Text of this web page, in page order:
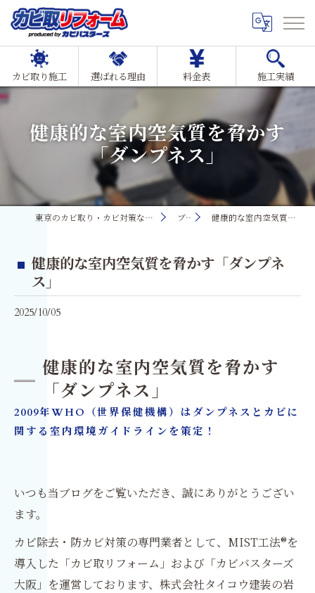
カビ取り施工 選ばれる理由 料金表 施工実績
健康的な室内空気質を脅かす
「ダンプネス」
東京のカビ取り・カビ対策ならMIST工法®カビ取リフォーム ブログ 健康的な室内空気質を脅かす「ダンプネス」
健康的な室内空気質を脅かす「ダンプネ
ス」
2025/10/05
健康的な室内空気質を脅かす
「ダンプネス」
2009年WHO（世界保健機構）はダンプネスとカビに
関する室内環境ガイドラインを策定！
いつも当ブログをご覧いただき、誠にありがとうござい
ます。
カビ除去・防カビ対策の専門業者として、MIST工法®を
導入した「カビ取リフォーム」および「カビバスターズ
大阪」を運営しております、株式会社タイコウ建装の岩